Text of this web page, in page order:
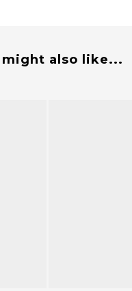
might also like...